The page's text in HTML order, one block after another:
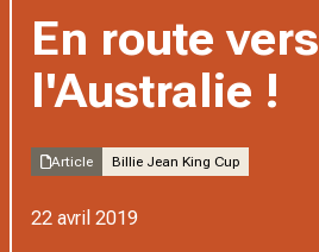
En route vers
l'Australie !
Article Billie Jean King Cup
22 avril 2019